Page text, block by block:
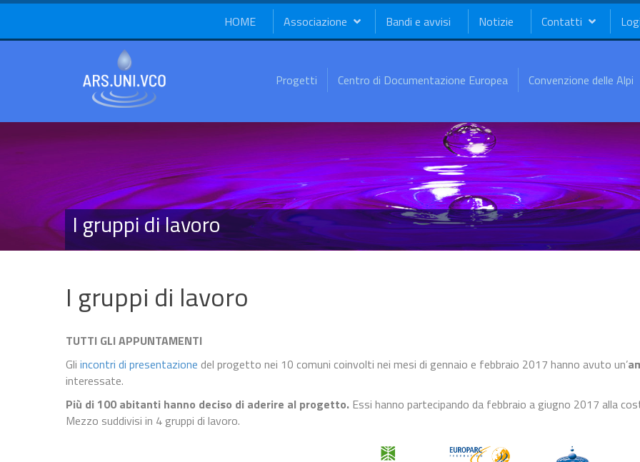
HOME Associazione Bandi e avvisi Notizie Contatti
Progetti Centro di Documentazione Europea Convenzione delle Alpi
I gruppi di lavoro
I gruppi di lavoro
TUTTI GLI APPUNTAMENTI
Gli incontri di presentazione del progetto nei 10 comuni coinvolti nei mesi di gennaio e febbraio 2017 hanno avuto un’
interessate.
Più di 100 abitanti hanno deciso di aderire al progetto. Essi hanno partecipando da febbraio a giugno 2017 alla
Mezzo suddivisi in 4 gruppi di lavoro.